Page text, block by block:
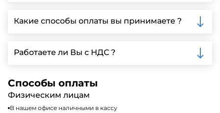
Ленинградской области, у нас собственный
автопарк, для обеспечения быстрой и надежной
Какие способы оплаты вы принимаете ?
включая наличные, банковские переводы,
кредитные карты. Подробную информацию о
Работаете ли Вы с НДС ?
налогообложения, т.е с НДС 20%
Способы оплаты
Физическим лицам
В нашем офисе наличными в кассу